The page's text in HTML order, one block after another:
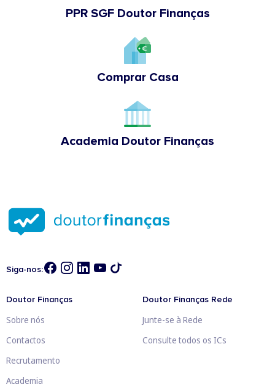
PPR SGF Doutor Finanças
Comprar Casa
Academia Doutor Finanças
Siga-nos:
Doutor Finanças
Sobre nós
Contactos
Recrutamento
Academia
Doutor Finanças Rede
Junte-se à Rede
Consulte todos os ICs